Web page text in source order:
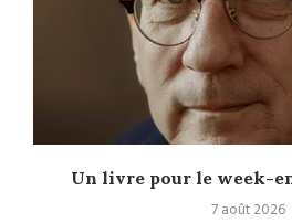
Un livre pour le week-
7 août 2026